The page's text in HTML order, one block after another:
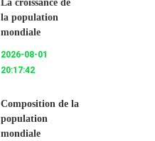
La croissance de
la population
mondiale
2026-08-01
20:17:42
Composition de la
population
mondiale